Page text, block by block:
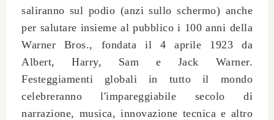
saliranno sul podio (anzi sullo schermo) anche
per salutare insieme al pubblico i 100 anni della
Warner Bros., fondata il 4 aprile 1923 da
Albert, Harry, Sam e Jack Warner.
Festeggiamenti globali in tutto il mondo
celebreranno l'impareggiabile secolo di
narrazione, musica, innovazione tecnica e altro